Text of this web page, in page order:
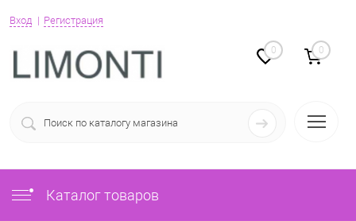
Вход Регистрация
0 0
Каталог товаров